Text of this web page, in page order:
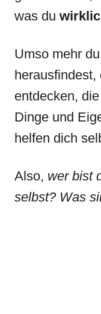
was du
Umso mehr
herausfindest,
entdecken,
Dinge und
helfen dich
Also, wer bist
selbst? Was